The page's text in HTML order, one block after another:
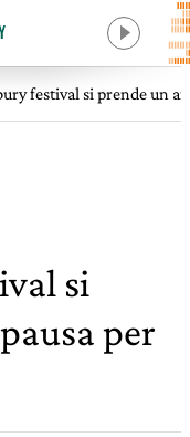
festival si prende un
si
per